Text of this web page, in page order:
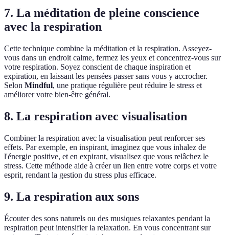
7. La méditation de pleine conscience
avec la respiration
Cette technique combine la méditation et la respiration. Asseyez-
vous dans un endroit calme, fermez les yeux et concentrez-vous sur
votre respiration. Soyez conscient de chaque inspiration et
expiration, en laissant les pensées passer sans vous y accrocher.
Selon Mindful, une pratique régulière peut réduire le stress et
améliorer votre bien-être général.
8. La respiration avec visualisation
Combiner la respiration avec la visualisation peut renforcer ses
effets. Par exemple, en inspirant, imaginez que vous inhalez de
l'énergie positive, et en expirant, visualisez que vous relâchez le
stress. Cette méthode aide à créer un lien entre votre corps et votre
esprit, rendant la gestion du stress plus efficace.
9. La respiration aux sons
Écouter des sons naturels ou des musiques relaxantes pendant la
respiration peut intensifier la relaxation. En vous concentrant sur